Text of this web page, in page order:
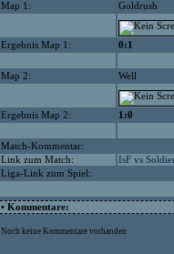
Map 1: Goldrush
Ergebnis Map 1: 0:1
Map 2: Well
Ergebnis Map 2: 1:0
Match-Kommentar:
Link zum Match:
IsF vs
Liga-Link zum Spiel:
• Kommentare:
Noch keine Kommentare vorhanden